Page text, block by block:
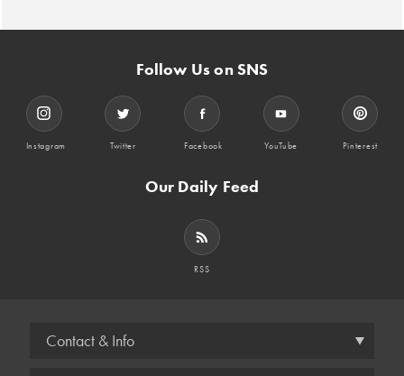
Follow Us on SNS
Instagram Twitter Facebook YouTube Pinterest
Our Daily Feed
RSS
Contact & Info